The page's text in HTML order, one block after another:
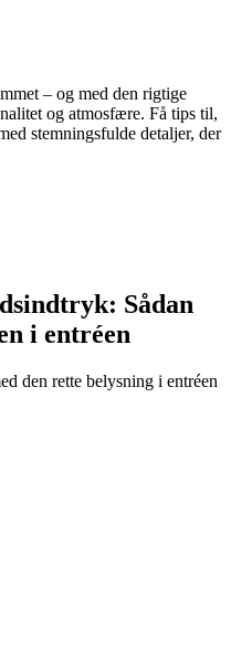
– og med den rigtige
og atmosfære. Få tips til,
stemningsfulde detaljer, der
Sådan
i entréen
den rette belysning i entréen